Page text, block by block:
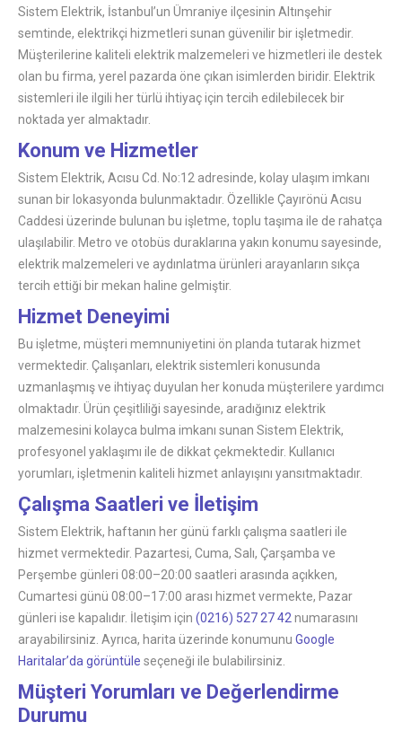
Sistem Elektrik, İstanbul’un Ümraniye ilçesinin Altınşehir
semtinde, elektrikçi hizmetleri sunan güvenilir bir işletmedir.
Müşterilerine kaliteli elektrik malzemeleri ve hizmetleri ile destek
olan bu firma, yerel pazarda öne çıkan isimlerden biridir. Elektrik
sistemleri ile ilgili her türlü ihtiyaç için tercih edilebilecek bir
noktada yer almaktadır.
Konum ve Hizmetler
Sistem Elektrik, Acısu Cd. No:12 adresinde, kolay ulaşım imkanı
sunan bir lokasyonda bulunmaktadır. Özellikle Çayırönü Acısu
Caddesi üzerinde bulunan bu işletme, toplu taşıma ile de rahatça
ulaşılabilir. Metro ve otobüs duraklarına yakın konumu sayesinde,
elektrik malzemeleri ve aydınlatma ürünleri arayanların sıkça
tercih ettiği bir mekan haline gelmiştir.
Hizmet Deneyimi
Bu işletme, müşteri memnuniyetini ön planda tutarak hizmet
vermektedir. Çalışanları, elektrik sistemleri konusunda
uzmanlaşmış ve ihtiyaç duyulan her konuda müşterilere yardımcı
olmaktadır. Ürün çeşitliliği sayesinde, aradığınız elektrik
malzemesini kolayca bulma imkanı sunan Sistem Elektrik,
profesyonel yaklaşımı ile de dikkat çekmektedir. Kullanıcı
yorumları, işletmenin kaliteli hizmet anlayışını yansıtmaktadır.
Çalışma Saatleri ve İletişim
Sistem Elektrik, haftanın her günü farklı çalışma saatleri ile
hizmet vermektedir. Pazartesi, Cuma, Salı, Çarşamba ve
Perşembe günleri 08:00–20:00 saatleri arasında açıkken,
Cumartesi günü 08:00–17:00 arası hizmet vermekte, Pazar
günleri ise kapalıdır. İletişim için (0216) 527 27 42 numarasını
arayabilirsiniz. Ayrıca, harita üzerinde konumunu Google
Haritalar’da görüntüle seçeneği ile bulabilirsiniz.
Müşteri Yorumları ve Değerlendirme
Durumu